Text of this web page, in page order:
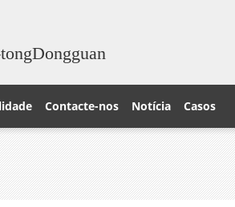
Contacte-nos Notícia Casos